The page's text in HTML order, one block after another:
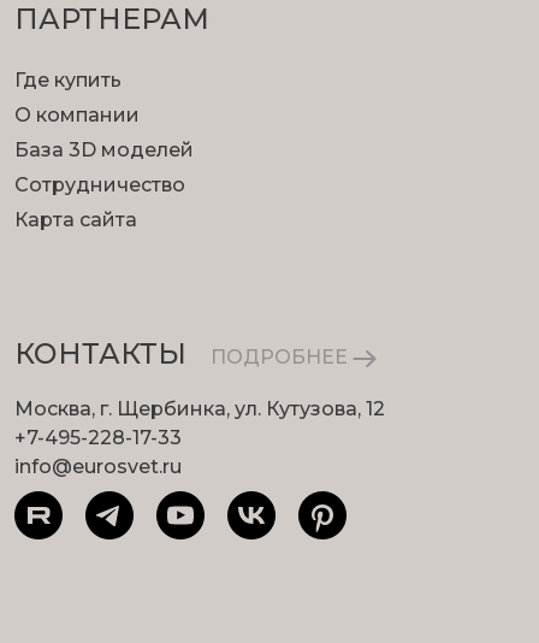
ПАРТНЕРАМ
Где купить
О компании
База 3D моделей
Сотрудничество
Карта сайта
КОНТАКТЫ ПОДРОБНЕЕ
Москва, г. Щербинка, ул. Кутузова, 12
+7-495-228-17-33
info@eurosvet.ru